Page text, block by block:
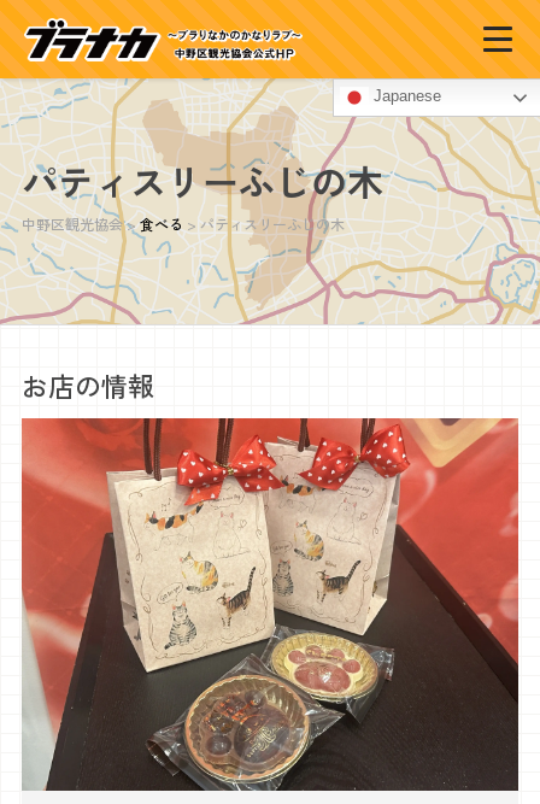
Japanese
パティスリーふじの木
中野区観光協会>食べる > パティスリーふじの木
お店の情報